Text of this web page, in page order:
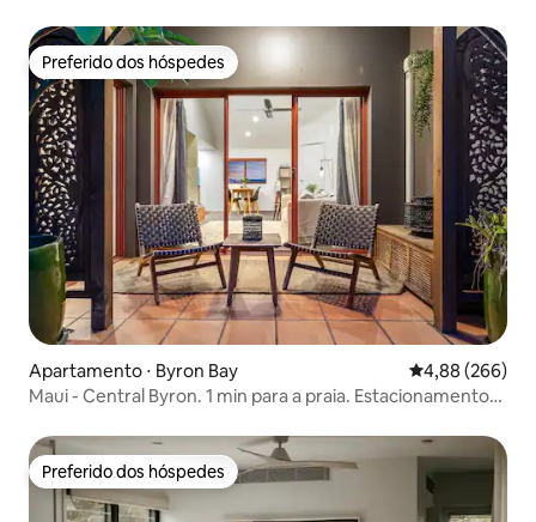
Preferido dos hóspedes
Preferido dos hóspedes
Apartamento ⋅ Byron Bay 4,88 de uma
4,88 (266)
Maui - Central Byron. 1 min para a praia. Estacionamento
Preferido dos hóspedes
Preferido dos hóspedes